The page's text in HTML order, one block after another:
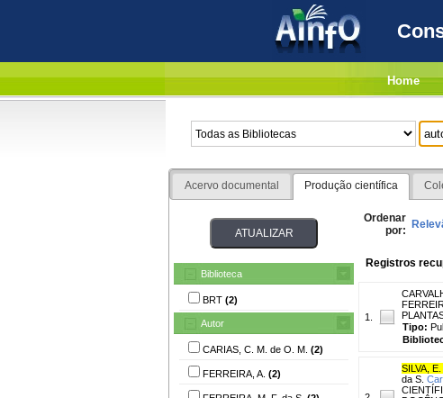
Home
Acervo documental Produção científica
Biblioteca
BRT (2)
Autor
CARIAS, C. M. de O. M. (2)
FERREIRA, A. (2)
Ordenar
por:
Registros
1.
Tipo:
SILVA,
da S.